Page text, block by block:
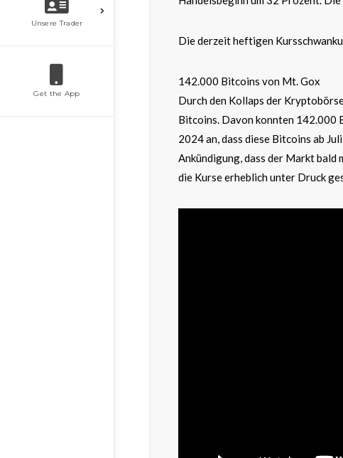
Unsere Trader
Get the App
Die derzeit heftigen
142.000 Bitcoins von Mt. Gox
Durch den Kollaps der
Bitcoins. Davon konnten 142.000
2024 an, dass diese Bitcoins ab
Ankündigung, dass der Markt
die Kurse erheblich unter Druck